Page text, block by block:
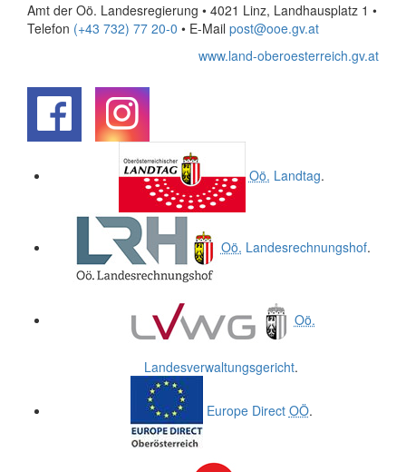
Amt der Oö. Landesregierung • 4021 Linz, Landhausplatz 1 •
Telefon (+43 732) 77 20-0 • E-Mail post@ooe.gv.at
www.land-oberoesterreich.gv.at
Oö. Landtag.
Oö. Landesrechnungshof.
Oö.
Landesverwaltungsgericht.
Europe Direct OÖ.